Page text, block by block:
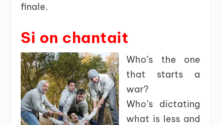
finale.
Si on chantait
Who’s the one
that starts a
war?
Who’s dictating
what is less and